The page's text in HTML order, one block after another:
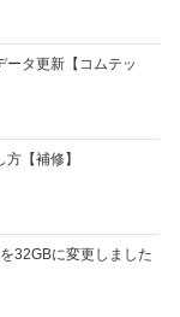
ータ更新【コムテッ
【補修】
32GBに変更しました